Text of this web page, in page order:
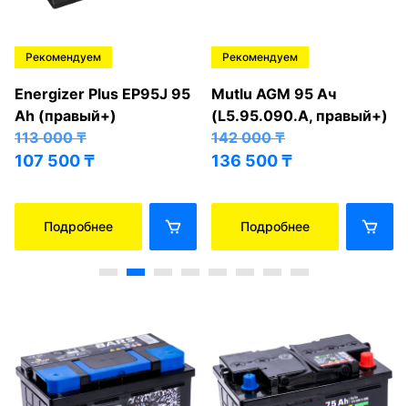
Рекомендуем
Energizer Plus EP95J 95
Ah (правый+)
113 000₸
107 500₸
Подробнее
Рекомендуем
Mutlu AGM 95 Ач
(L5.95.090.A, правый+)
142 000₸
136 500₸
Подробнее